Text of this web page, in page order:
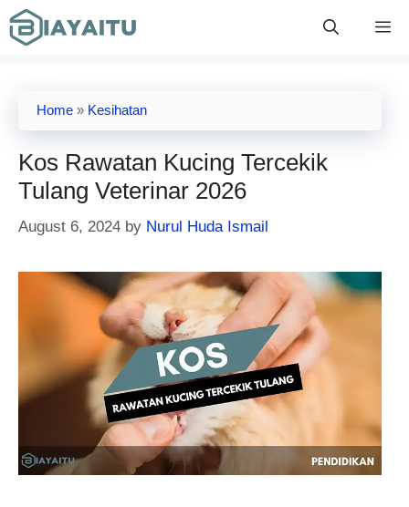
Skip
to
Home » Kesihatan
Kos Rawatan Kucing Tercekik
Tulang Veterinar 2026
August 6, 2024 by Nurul Huda Ismail